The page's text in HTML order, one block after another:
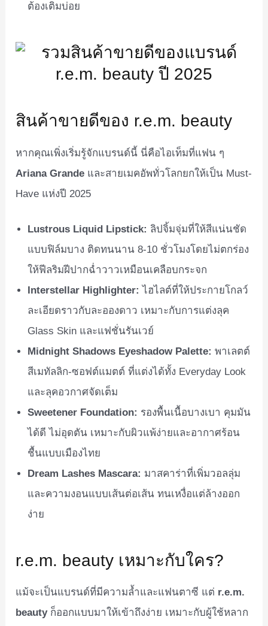
ต้องเติมบ่อย
สินค้าขายดีของ r.e.m. beauty
หากคุณเพิ่งเริ่มรู้จักแบรนด์นี้ นี่คือไอเท็มที่แฟน ๆ
Ariana Grande และสายเมคอัพทั่วโลกยกให้เป็น Must-
Have แห่งปี 2025
Lustrous Liquid Lipstick: ลิปจิ้มจุ่มที่ให้สีแน่นชัด
แบบฟิล์มบาง ติดทนนาน 8-10 ชั่วโมงโดยไม่ตกร่อง
ให้ฟีลริมฝีปากฉ่ำวาวเหมือนเคลือบกระจก
Interstellar Highlighter: ไฮไลต์ที่ให้ประกายโกลว์
ละเอียดราวกับละอองดาว เหมาะกับการแต่งลุค
Glass Skin และแฟชั่นรันเวย์
Midnight Shadows Eyeshadow Palette: พาเลตต์
สีเมทัลลิก-ซอฟต์แมตต์ ที่แต่งได้ทั้ง Everyday Look
และลุคอวกาศจัดเต็ม
Sweetener Foundation: รองพื้นเนื้อบางเบา คุมมัน
ได้ดี ไม่อุดตัน เหมาะกับผิวแพ้ง่ายและอากาศร้อน
ชื้นแบบเมืองไทย
Dream Lashes Mascara: มาสคาร่าที่เพิ่มวอลลุ่ม
และความงอนแบบเส้นต่อเส้น ทนเหงื่อแต่ล้างออก
ง่าย
r.e.m. beauty เหมาะกับใคร?
แม้จะเป็นแบรนด์ที่มีความล้ำและแฟนตาซี แต่ r.e.m.
beautyก็ออกแบบมาให้เข้าถึงง่าย เหมาะกับผู้ใช้หลาก